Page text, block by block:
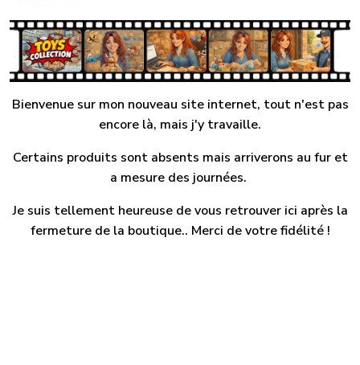
Bienvenue sur mon nouveau site internet, tout n'est pas
encore là, mais j'y travaille.
Certains produits sont absents mais arriverons au fur et
a mesure des journées.
Je suis tellement heureuse de vous retrouver ici après la
fermeture de la boutique.. Merci de votre fidélité !